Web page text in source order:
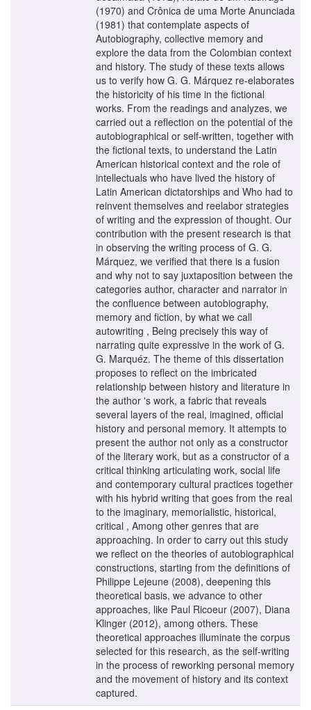
(1970) and Crônica de uma Morte Anunciada
(1981) that contemplate aspects of
Autobiography, collective memory and
explore the data from the Colombian context
and history. The study of these texts allows
us to verify how G. G. Márquez re-elaborates
the historicity of his time in the fictional
works. From the readings and analyzes, we
carried out a reflection on the potential of the
autobiographical or self-written, together with
the fictional texts, to understand the Latin
American historical context and the role of
intellectuals who have lived the history of
Latin American dictatorships and Who had to
reinvent themselves and reelabor strategies
of writing and the expression of thought. Our
contribution with the present research is that
in observing the writing process of G. G.
Márquez, we verified that there is a fusion
and why not to say juxtaposition between the
categories author, character and narrator in
the confluence between autobiography,
memory and fiction, by what we call
autowriting , Being precisely this way of
narrating quite expressive in the work of G.
G. Marquéz. The theme of this dissertation
proposes to reflect on the imbricated
relationship between history and literature in
the author 's work, a fabric that reveals
several layers of the real, imagined, official
history and personal memory. It attempts to
present the author not only as a constructor
of the literary work, but as a constructor of a
critical thinking articulating work, social life
and contemporary cultural practices together
with his hybrid writing that goes from the real
to the imaginary, memorialistic, historical,
critical , Among other genres that are
approaching. In order to carry out this study
we reflect on the theories of autobiographical
constructions, starting from the definitions of
Philippe Lejeune (2008), deepening this
theoretical basis, we advance to other
approaches, like Paul Ricoeur (2007), Diana
Klinger (2012), among others. These
theoretical approaches illuminate the corpus
selected for this research, as the self-writing
in the process of reworking personal memory
and the movement of history and its context
captured.